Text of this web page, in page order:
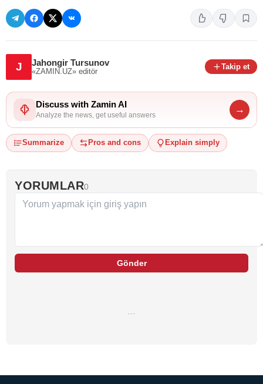
J Jahongir Tursunov
«ZAMIN.UZ» editör
Takip et
Discuss with Zamin AI
Analyze the news, get useful answers
→
Summarize Pros and cons Explain simply
YORUMLAR0
Gönder